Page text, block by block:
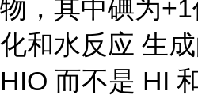
物，其中碘为
化和水反应 生
HIO 而不是 HI